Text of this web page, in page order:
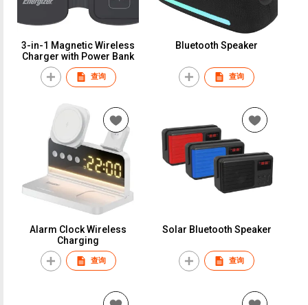
3-in-1 Magnetic Wireless
Charger with Power Bank
查询
Bluetooth Speaker
查询
Alarm Clock Wireless
Charging
查询
Solar Bluetooth Speaker
查询